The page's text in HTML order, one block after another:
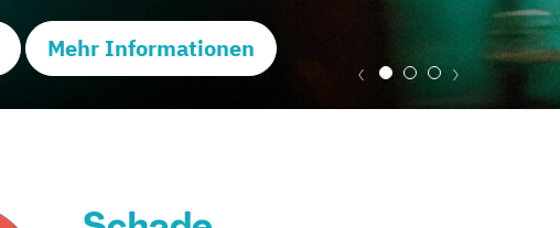
Mehr Informationen